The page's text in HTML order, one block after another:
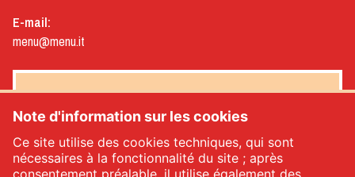
E-mail:
menu@menu.it
NEWSLETTER MENÙ
Note d'information sur les cookies
Ce site utilise des cookies techniques, qui sont
nécessaires à la fonctionnalité du site ; après
consentement préalable, il utilise également des